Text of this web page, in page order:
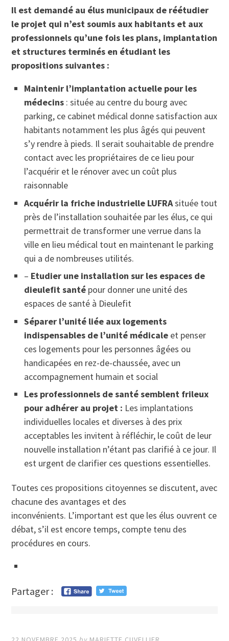
Il est demandé au élus municipaux de réétudier
le projet qui n’est soumis aux habitants et aux
professionnels qu’une fois les plans, implantation
et structures terminés en étudiant les
propositions suivantes :
Maintenir l’implantation actuelle pour les
médecins : située au centre du bourg avec
parking, ce cabinet médical donne satisfaction aux
habitants notamment les plus âgés qui peuvent
s’y rendre à pieds. Il serait souhaitable de prendre
contact avec les propriétaires de ce lieu pour
l’acquérir et le rénover avec un coût plus
raisonnable
Acquérir la friche industrielle LUFRAsituée tout
près de l’installation souhaitée par les élus, ce qui
permettrait de transformer une verrue dans la
ville en lieu médical tout en maintenant le parking
qui a de nombreuses utilités.
– Etudier une installation sur les espaces de
dieulefit santé pour donner une unité des
espaces de santé à Dieulefit
Séparer l’unité liée aux logements
indispensables de l’unité médicale et penser
ces logements pour les personnes âgées ou
handicapées en rez-de-chaussée, avec un
accompagnement humain et social
Les professionnels de santé semblent frileux
pour adhérer au projet : Les implantations
individuelles locales et diverses à des prix
acceptables les invitent à réfléchir, le coût de leur
nouvelle installation n’étant pas clarifié à ce jour. Il
est urgent de clarifier ces questions essentielles.
Toutes ces propositions citoyennes se discutent, avec
chacune des avantages et des
inconvénients. L’important est que les élus ouvrent ce
débat, s’il est encore temps, compte tenu des
procédures en cours.
Partager :